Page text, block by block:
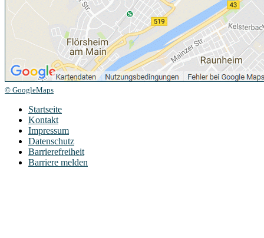
© GoogleMaps
Startseite
Kontakt
Impressum
Datenschutz
Barrierefreiheit
Barriere melden